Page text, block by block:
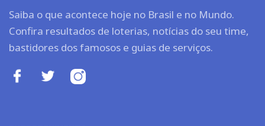
Saiba o que acontece hoje no Brasil e no Mundo.
Confira resultados de loterias, notícias do seu time,
bastidores dos famosos e guias de serviços.